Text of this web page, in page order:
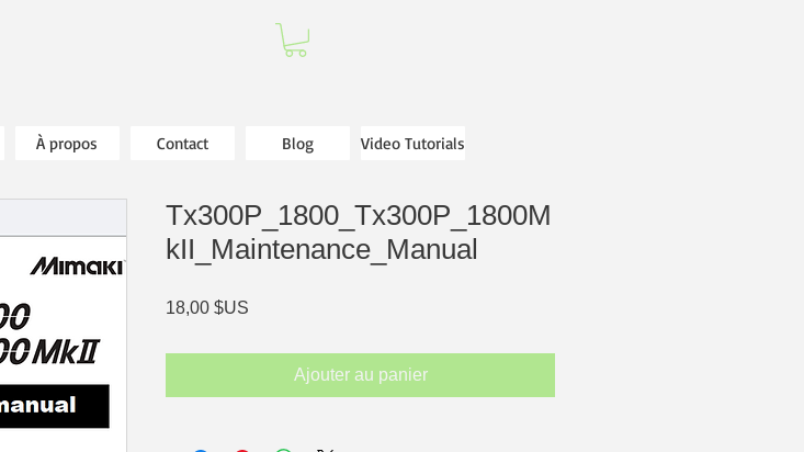
À propos Contact Blog Video Tutorials
Tx300P_1800_Tx300P_1800M
kII_Maintenance_Manual
18,00 $US
Ajouter au panier